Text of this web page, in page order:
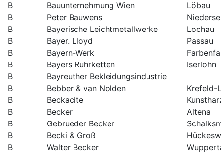
B
Bauunternehmung Wien
Löbau
B
Peter Bauwens
B
Bayerische Leichtmetallwerke
Lochau
B
Bayer. Lloyd
Passau
B
Bayern-Werk
B
Bayers Ruhrketten
Iserlohn
B
Bayreuther Bekleidungsindustrie
B
Bebber & van Nolden
Krefeld-
B
Beckacite
B
Becker
Altena
B
Gebrueder Becker
B
Becki & Groß
B
Walter Becker